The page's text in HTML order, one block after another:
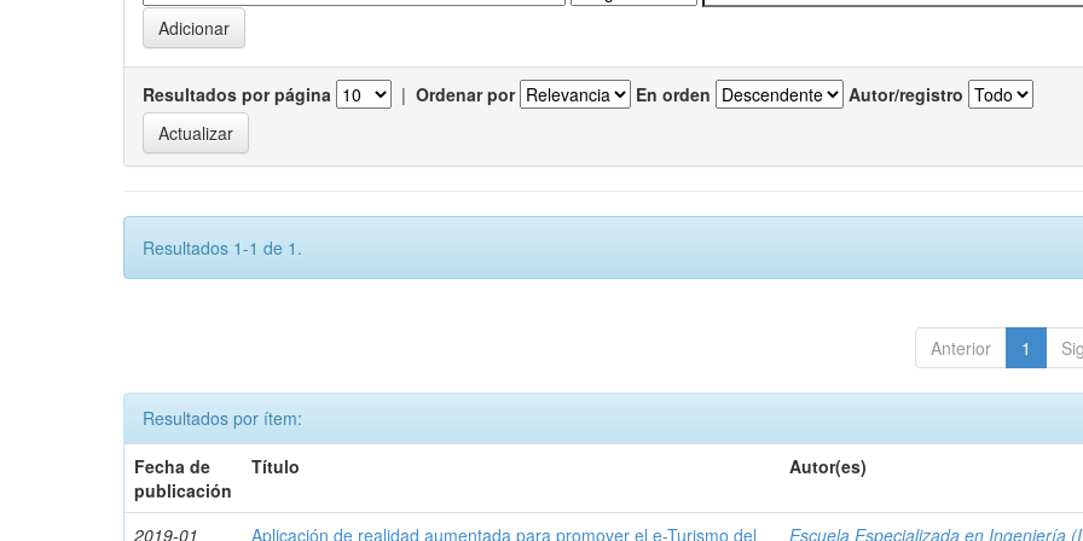
Resultados por página | Ordenar por En orden Autor/registro
Resultados 1-1 de 1.
Anterior 1
Resultados por ítem:
Fecha de
publicación
Título Autor(es)
2019-01 Aplicación de realidad aumentada para promover el e-Turismo del Escuela Especializada en Ingeniería